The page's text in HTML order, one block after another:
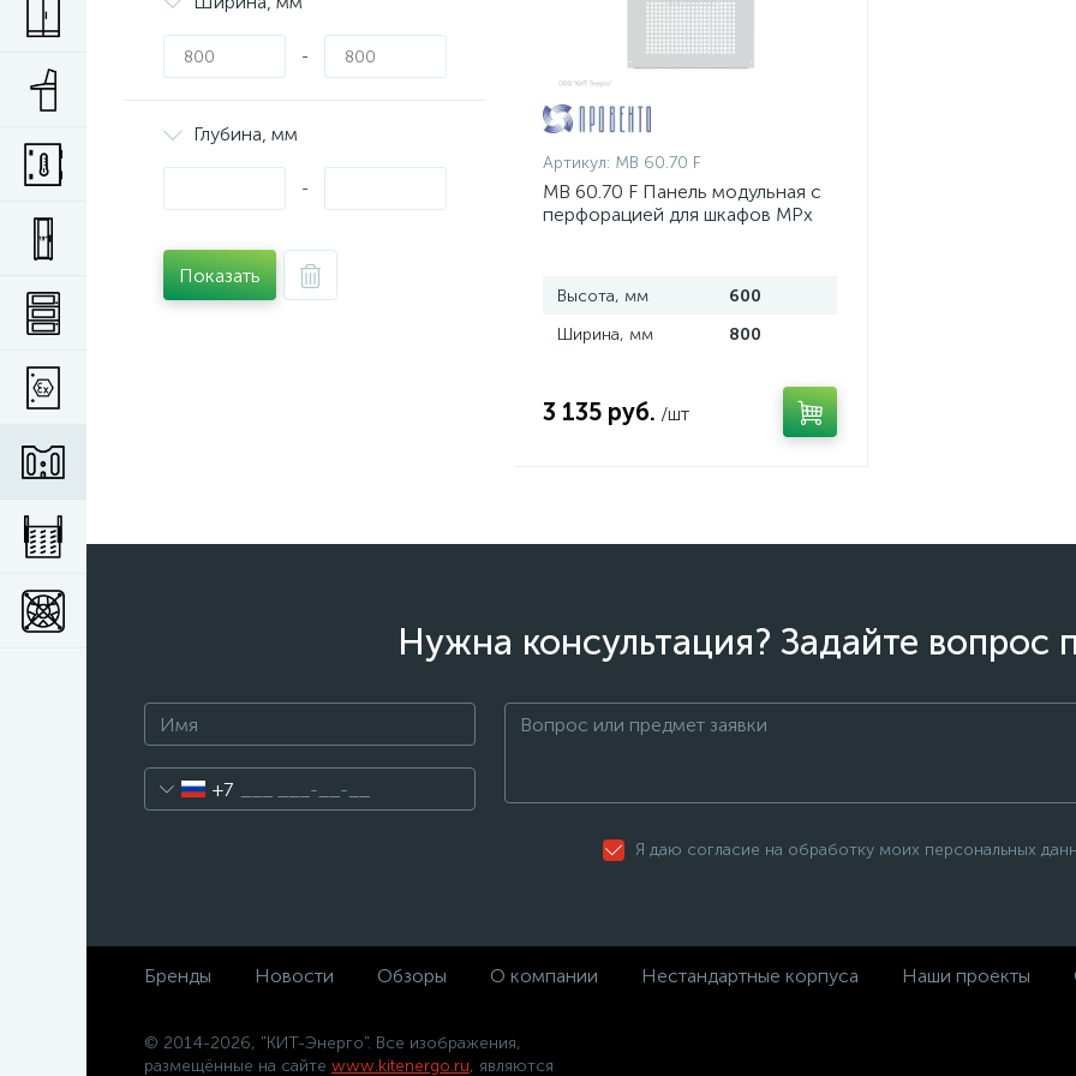
-
Глубина, мм
-
Показать
Артикул: MB 60.70 F
MB 60.70 F Панель модульная с
перфорацией для шкафов MPx
Высота, мм
600
Ширина, мм
800
3 135 руб. /шт
Нужна консультация? Задайте вопрос
+7
Я даю согласие на обработку моих персональных
Бренды Новости Обзоры О компании Нестандартные корпуса Наши проекты
© 2014-2026, "КИТ-Энерго". Все изображения,
размещённые на сайте www.kitenergo.ru, являются